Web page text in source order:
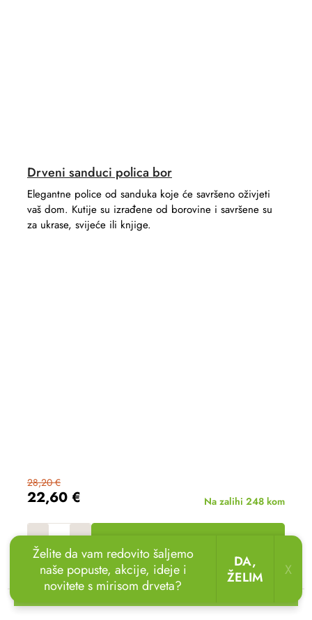
Uživajte u odmoru u vrtu!Drvene ležaljke
sada uz popust
Drveni sanduci polica bor
22,60 €
28,20 €
Na zalihi 248 kom
Elegantne police od sanduka koje će savršeno oživjeti
vaš dom. Kutije su izrađene od borovine i savršene su
za ukrase, svijeće ili knjige.
Želite da vam redovito šaljemo
naše popuste, akcije, ideje i
novitete s mirisom drveta?
DA,
ŽELIM
X